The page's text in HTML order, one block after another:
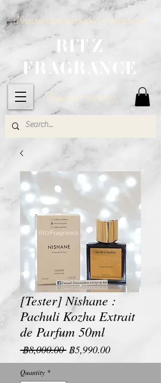
RITZ
FRAGRANCE
น้ำหอมแท้ ราคาถูก
น้ำหอมเคาน์เตอร์แบรนด์แท้ ราคามิตรภาพ
[Tester] Nishane :
Pachuli Kozha Extrait
de Parfum 50ml
฿8,000.00 Regular
Price
฿5,990.00Sale
Price
Quantity *